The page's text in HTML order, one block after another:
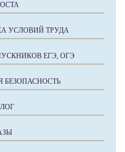
УСЛОВИЙ ТРУДА
ЕГЭ, ОГЭ